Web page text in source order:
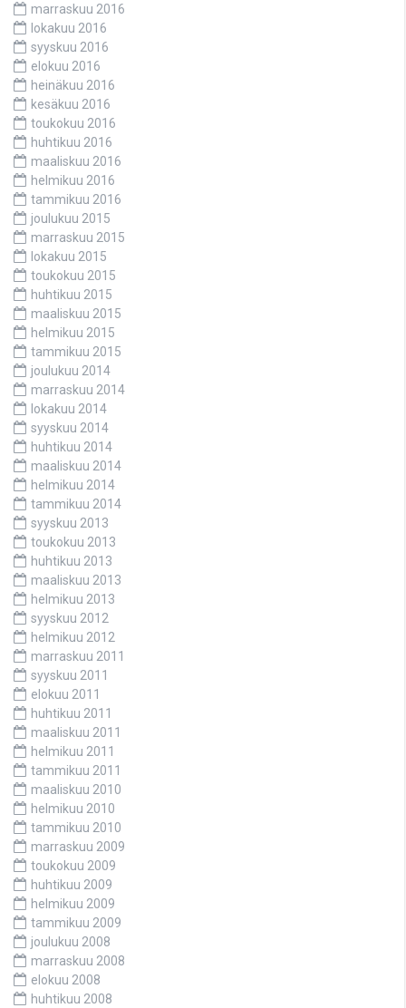
marraskuu 2016
lokakuu 2016
syyskuu 2016
elokuu 2016
heinäkuu 2016
kesäkuu 2016
toukokuu 2016
huhtikuu 2016
maaliskuu 2016
helmikuu 2016
tammikuu 2016
joulukuu 2015
marraskuu 2015
lokakuu 2015
toukokuu 2015
huhtikuu 2015
maaliskuu 2015
helmikuu 2015
tammikuu 2015
joulukuu 2014
marraskuu 2014
lokakuu 2014
syyskuu 2014
huhtikuu 2014
maaliskuu 2014
helmikuu 2014
tammikuu 2014
syyskuu 2013
toukokuu 2013
huhtikuu 2013
maaliskuu 2013
helmikuu 2013
syyskuu 2012
helmikuu 2012
marraskuu 2011
syyskuu 2011
elokuu 2011
huhtikuu 2011
maaliskuu 2011
helmikuu 2011
tammikuu 2011
maaliskuu 2010
helmikuu 2010
tammikuu 2010
marraskuu 2009
toukokuu 2009
huhtikuu 2009
helmikuu 2009
tammikuu 2009
joulukuu 2008
marraskuu 2008
elokuu 2008
huhtikuu 2008